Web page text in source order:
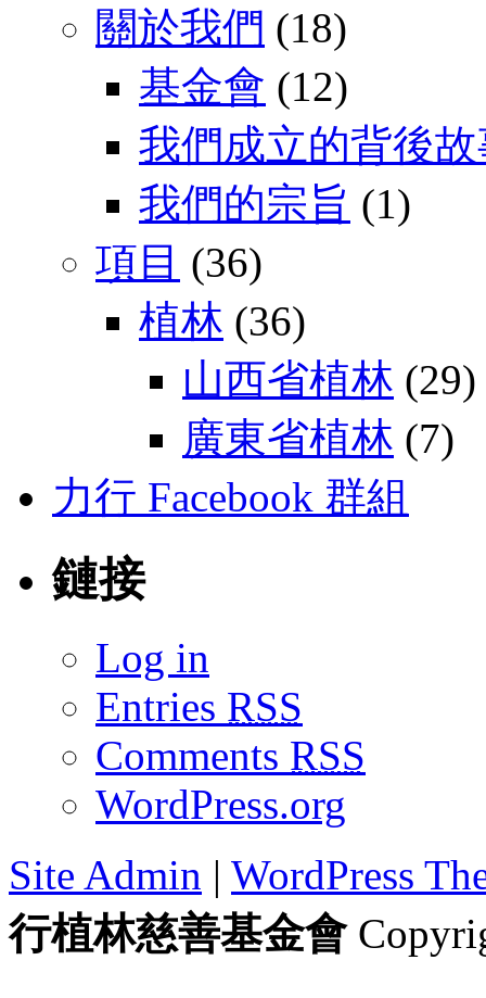
關於我們 (18)
基金會 (12)
我們成立的背後
我們的宗旨 (1)
項目 (36)
植林 (36)
山西省植林 (29)
廣東省植林 (7)
力行 Facebook 群組
鏈接
Log in
Entries RSS
Comments RSS
WordPress.org
Site Admin | WordPress
行植林慈善基金會